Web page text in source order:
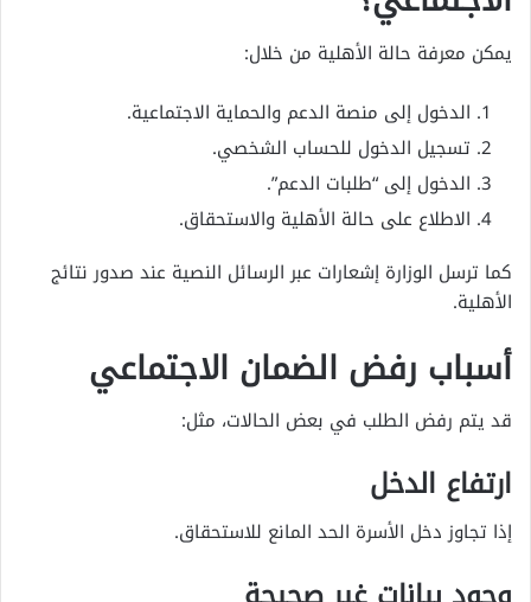
يمكن معرفة حالة الأهلية من خلال:
الدخول إلى منصة الدعم والحماية الاجتماعية.
تسجيل الدخول للحساب الشخصي.
الدخول إلى “طلبات الدعم”.
الاطلاع على حالة الأهلية والاستحقاق.
كما ترسل الوزارة إشعارات عبر الرسائل النصية عند صدور نتائج
الأهلية.
أسباب رفض الضمان الاجتماعي
قد يتم رفض الطلب في بعض الحالات، مثل:
ارتفاع الدخل
إذا تجاوز دخل الأسرة الحد المانع للاستحقاق.